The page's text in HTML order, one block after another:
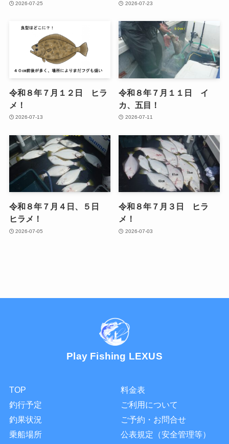
2026-07-25 2026-07-23
令和８年７月１２日 ヒラ
メ！
2026-07-13
令和８年７月１１日 イ
カ、五目！
2026-07-11
令和８年７月４日、５日
ヒラメ！
2026-07-05
令和８年７月３日 ヒラ
メ！
2026-07-03
Play Fishing LEXUS
TOP
釣行予定
釣果状況
乗船場所
料金表
ご利用について
ご予約・お問合せ
公表規定（安全管理等）